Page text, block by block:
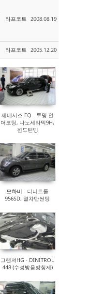
타프코트 2008.08.19
타프코트 2005.12.20
제네시스 EQ - 투명 언
더코팅, 나노세라믹9H,
윈도틴팅
모하비 - 디니트롤
956SD, 열차단썬팅
그랜져HG - DINITROL
448 (수성방음방청제)